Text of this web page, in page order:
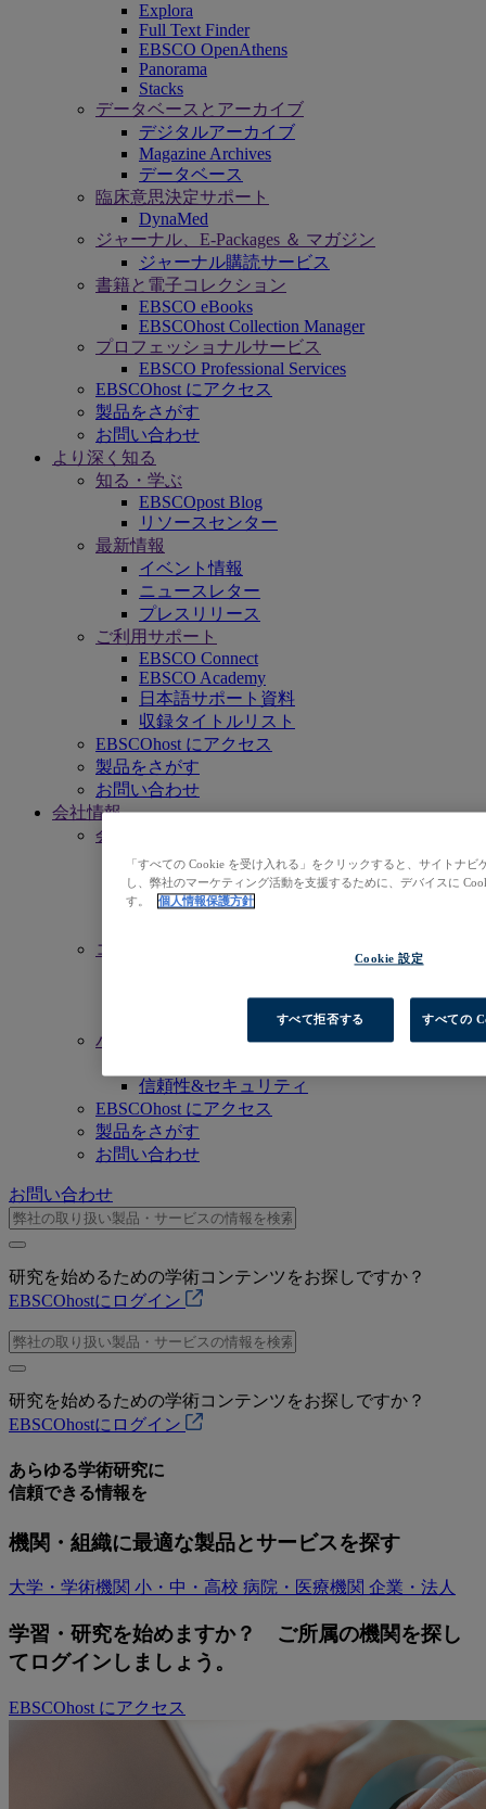
Explora
Full Text Finder
EBSCO OpenAthens
Panorama
Stacks
データベースとアーカイブ
デジタルアーカイブ
Magazine Archives
データベース
臨床意思決定サポート
DynaMed
ジャーナル、E-Packages ＆ マガジン
ジャーナル購読サービス
書籍と電子コレクション
EBSCO eBooks
EBSCOhost Collection Manager
プロフェッショナルサービス
EBSCO Professional Services
EBSCOhost にアクセス
製品をさがす
お問い合わせ
より深く知る
知る・学ぶ
EBSCOpost Blog
リソースセンター
最新情報
イベント情報
ニュースレター
プレスリリース
ご利用サポート
EBSCO Connect
EBSCO Academy
日本語サポート資料
収録タイトルリスト
EBSCOhost にアクセス
製品をさがす
お問い合わせ
会社情報
会社情報
私たちのミッション
経営陣
事業拠点一覧
コミットメント
オープンアクセス
バリュー
信頼性&セキュリティ
EBSCOhost にアクセス
製品をさがす
お問い合わせ
お問い合わせ
研究を始めるための学術コンテンツをお探しですか？
EBSCOhostにログイン
研究を始めるための学術コンテンツをお探しですか？
EBSCOhostにログイン
あらゆる学術研究に
信頼できる情報を
機関・組織に最適な製品とサービスを探す
大学・学術機関 小・中・高校 病院・医療機関 企業・法人
学習・研究を始めますか？ ご所属の機関を探し
てログインしましょう。
EBSCOhost にアクセス
「すべての Cookie を受け入れる」をクリックすると、サイトナ
し、弊社のマーケティング活動を支援するために、デバイスに
す。
個人情報保護方針
Cookie 設定
すべて拒否する すべての